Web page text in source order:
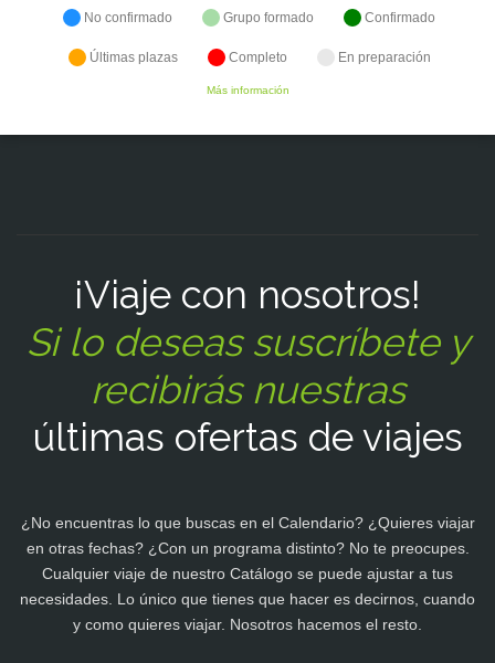
No confirmado Grupo formado Confirmado
Últimas plazas Completo En preparación
Más información
¡Viaje con nosotros!
Si lo deseas suscríbete y
recibirás nuestras
últimas ofertas de viajes
¿No encuentras lo que buscas en el Calendario? ¿Quieres viajar
en otras fechas? ¿Con un programa distinto? No te preocupes.
Cualquier viaje de nuestro Catálogo se puede ajustar a tus
necesidades. Lo único que tienes que hacer es decirnos, cuando
y como quieres viajar. Nosotros hacemos el resto.